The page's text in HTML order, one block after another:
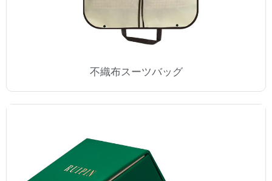
不織布スーツバッグ